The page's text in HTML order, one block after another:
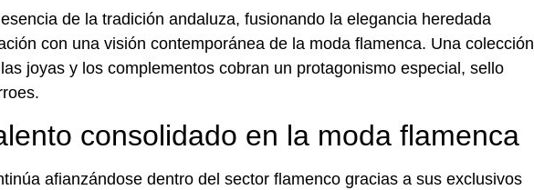
de la tradición andaluza, fusionando la elegancia heredada
con una visión contemporánea de la moda flamenca. Una colección
joyas y los complementos cobran un protagonismo especial, sello
consolidado en la moda flamenca
afianzándose dentro del sector flamenco gracias a sus exclusivos